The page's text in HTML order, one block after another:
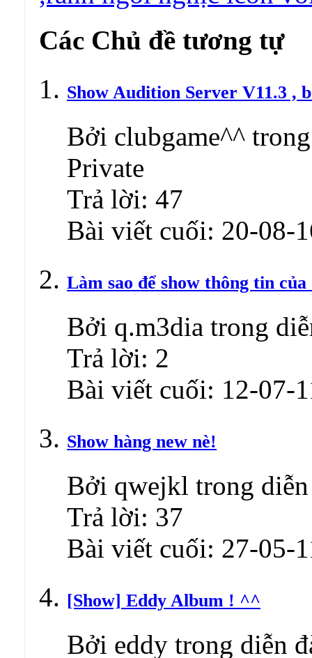
Các Chủ đề tương tự
Show Audition Server V11.3 ,
Bởi clubgame^^
Private
Trả lời: 47
Bài viết cuối: 20-08-
Làm sao để show thông tin
Bởi q.m3dia trong
Trả lời: 2
Bài viết cuối: 12-07-
Show hàng new nè!
Bởi qwejkl trong diễn
Trả lời: 37
Bài viết cuối: 27-05-
[Show] Eddy Album ! ^^
Bởi eddy trong diễn